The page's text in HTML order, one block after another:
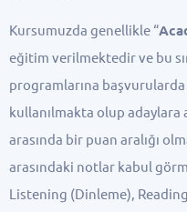
Kursumuzda genellikle “
eğitim verilmektedir ve bu
programlarına
kullanılmakta olup adaylara
arasında bir puan aralığı
arasındaki notlar kabul
Listening (Dinleme),